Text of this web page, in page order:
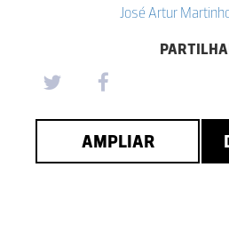
José Artur
AMPLIAR